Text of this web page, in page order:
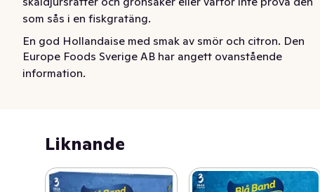
som sås i en fiskgratäng.
En god Hollandaise med smak av smör och citron. Den
populära såsen från det franska köket, serveras med
fördel till fisk, skaldjursrätter och grönsaker eller varför
Europe Foods Sverige AB har angett ovanstående
information.
Liknande